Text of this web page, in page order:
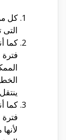
كل
التى
كما
كما